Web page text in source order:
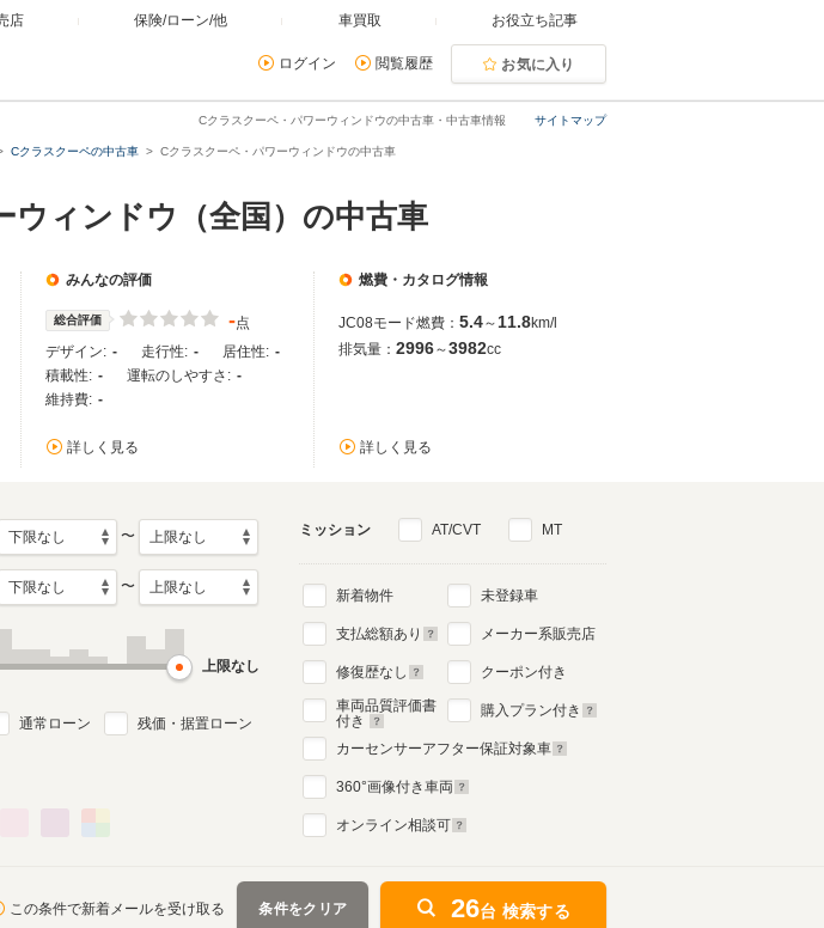
店 保険/ローン/他 車買取 お役立ち記事
ログイン 閲覧履歴 お気に入り
サイトマップ
Cクラスクーペ・パワーウィンドウの中古車・中古車情報
Cクラスクーペの中古車 Cクラスクーペ・パワーウィンドウの中古車
ィンドウ（全国）の中古車
みんなの評価
総合評価 -点
デザイン: - 走行性: - 居住性: -
積載性: - 運転のしやすさ: -
維持費: -
詳しく見る
燃費・カタログ情報
JC08モード燃費： 5.4～ 11.8km/l
排気量： 2996～3982cc
詳しく見る
〜
〜
上限なし
通常ローン 残価・据置ローン
ミッション AT/CVT MT
新着物件
支払総額あり
修復歴なし
車両品質評価書
付き
未登録車
メーカー系販売店
クーポン付き
購入プラン付き
カーセンサーアフター保証対象車
360°画像付き車両
オンライン相談可
この条件で新着メールを受け取る 条件をクリア 26台 検索する